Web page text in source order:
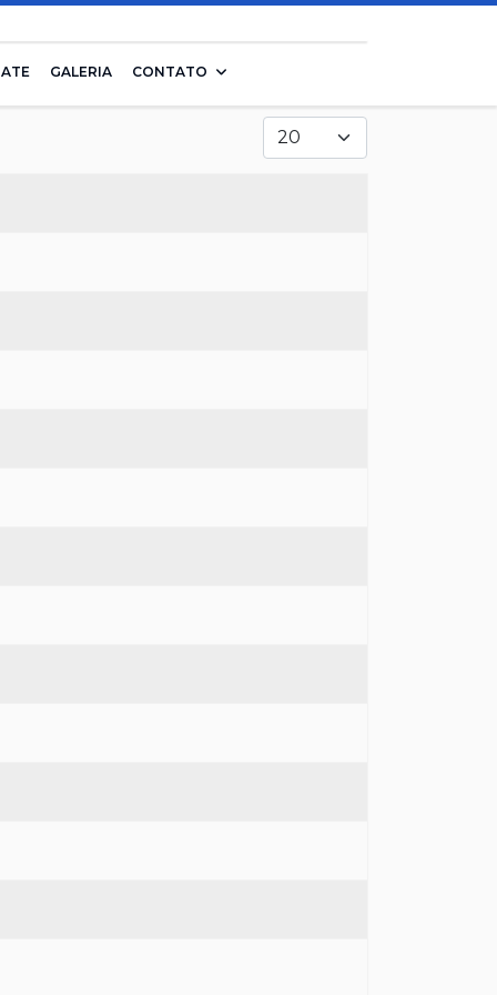
GALERIA CONTATO
Mostrar #